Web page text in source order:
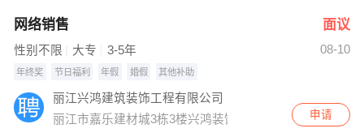
网络销售 面议
性别不限 大专 3-5年 08-10
年终奖 节日福利 年假 婚假 其他补助
丽江兴鸿建筑装饰工程有限公司
丽江市嘉乐建材城3栋3楼兴鸿装饰
申请